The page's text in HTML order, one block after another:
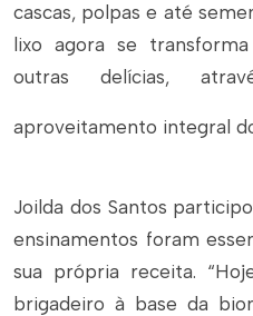
cascas, polpas e até
lixo agora se
outras delícias,
aproveitamento integral
Joilda dos Santos
ensinamentos foram
sua própria receita.
brigadeiro à base da